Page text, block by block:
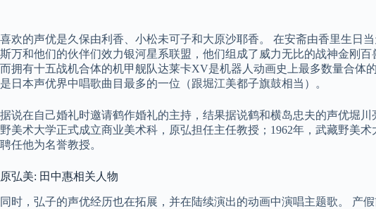
喜欢的声优是久保由利香、小松未可子和大原沙耶香。 在安斋由香里生日
斯万和他们的伙伴们效力银河星系联盟，他们组成了威力无比的战神金刚
而拥有十五战机合体的机甲舰队达莱卡XV是机器人动画史上最多数量合体
是日本声优界中唱歌曲目最多的一位（跟堀江美都子旗鼓相当）。
据说在自己婚礼时邀请鹤作婚礼的主持，结果据说鹤和横岛忠夫的声优堀
野美术大学正式成立商业美术科，原弘担任主任教授；1962年，武藏野美
聘任他为名誉教授。
原弘美: 田中惠相关人物
同时，弘子的声优经历也在拓展，并在陆续演出的动画中演唱主题歌。 产